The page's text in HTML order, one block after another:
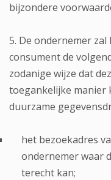
bijzondere
5. De ondernemer
consument de
zodanige wijze dat
toegankelijke manier
duurzame
het bezoekadres
ondernemer waar
terecht kan;